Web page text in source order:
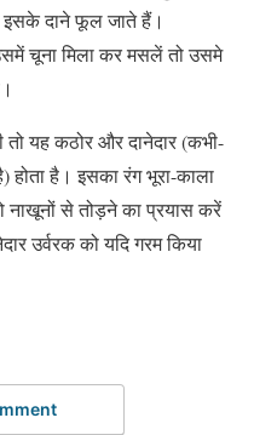
इसके दाने फूल जाते हैं।
चूना मिला कर मसलें तो उसमे
यह कठोर और दानेदार (कभी-
होता है। इसका रंग भूरा-काला
नाखूनों से तोड़ने का प्रयास करें
उर्वरक को यदि गरम किया